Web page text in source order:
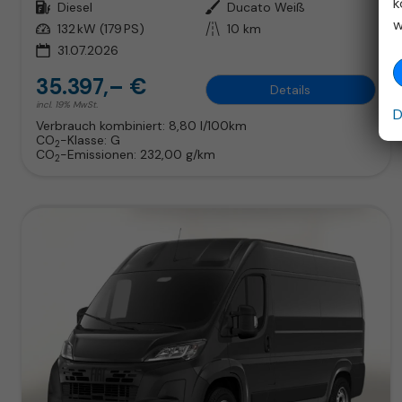
Kraftstoff Diesel Außenfarbe Ducato Weiß
Leistung 132 kW (179 PS) Kilometerstand 10 km
31.07.2026
35.397,– €
incl. 19% MwSt.
Details
Verbrauch kombiniert: 8,80 l/100km
CO2-Klasse: G
CO2-Emissionen: 232,00 g/km